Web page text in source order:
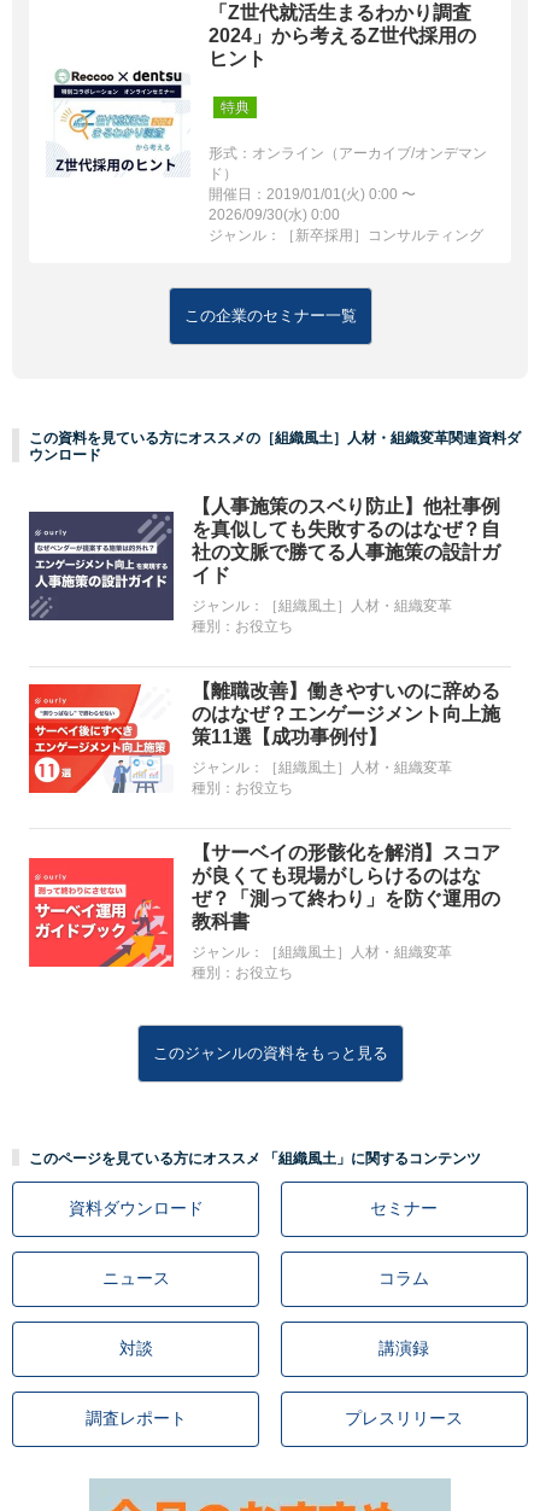
「Z世代就活生まるわかり調査
2024」から考えるZ世代採用の
ヒント
特典
形式：オンライン（アーカイブ/オンデマン
ド）
開催日：2019/01/01(火) 0:00 〜
2026/09/30(水) 0:00
ジャンル：［新卒採用］コンサルティング
この企業のセミナー一覧
この資料を見ている方にオススメの［組織風土］人材・組織変革関連資料ダ
ウンロード
【人事施策のスベり防止】他社事例
を真似しても失敗するのはなぜ？自
社の文脈で勝てる人事施策の設計ガ
イド
ジャンル：
［組織風土］人材・組織変革
種別： お役立ち
【離職改善】働きやすいのに辞める
のはなぜ？エンゲージメント向上施
策11選【成功事例付】
ジャンル：
［組織風土］人材・組織変革
種別： お役立ち
【サーベイの形骸化を解消】スコア
が良くても現場がしらけるのはな
ぜ？「測って終わり」を防ぐ運用の
教科書
ジャンル：
［組織風土］人材・組織変革
種別： お役立ち
このジャンルの資料をもっと見る
このページを見ている方にオススメ 「組織風土」に関するコンテンツ
資料ダウンロード セミナー
ニュース コラム
対談 講演録
調査レポート プレスリリース